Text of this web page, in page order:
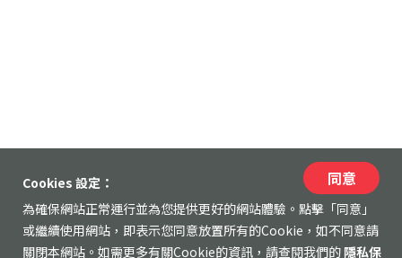
Cookies 設定：
為確保網站正常運行並為您提供更好的網站體驗。點擊「同意」
或繼續使用網站，即表示您同意放置所有的Cookie，如不同意請
關閉本網站。如需更多有關Cookie的資訊，請查閱我們的 隱私保
同意